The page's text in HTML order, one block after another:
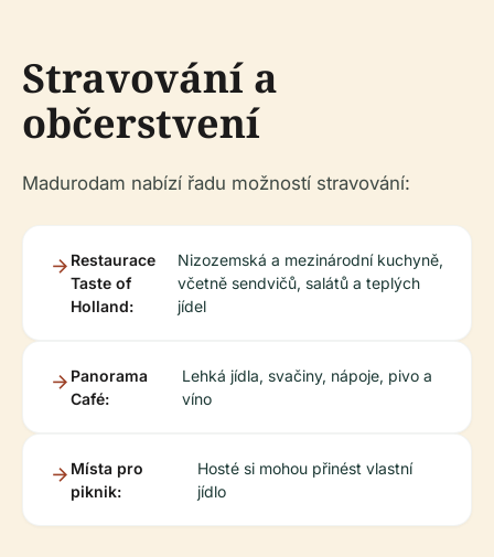
Stravování a
občerstvení
Madurodam nabízí řadu možností stravování:
Restaurace
Taste of
Holland:
Nizozemská a mezinárodní kuchyně,
včetně sendvičů, salátů a teplých
jídel
Panorama
Café:
Lehká jídla, svačiny, nápoje, pivo a
víno
Místa pro
piknik:
Hosté si mohou přinést vlastní
jídlo